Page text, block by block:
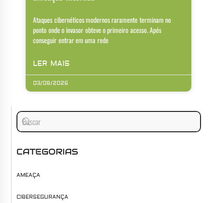
Ataques cibernéticos modernos raramente terminam no
ponto onde o invasor obteve o primeiro acesso. Após
conseguir entrar em uma rede
LER MAIS
03/08/2026
CATEGORIAS
AMEAÇA
CIBERSEGURANÇA